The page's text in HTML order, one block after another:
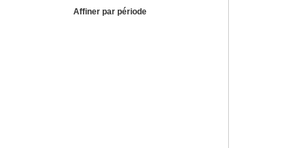
Affiner par période